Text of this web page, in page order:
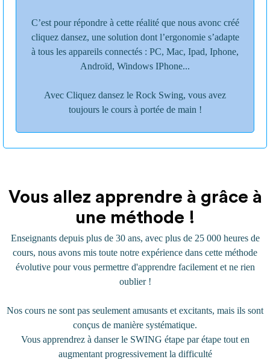
C’est pour répondre à cette réalité que nous avonc créé
cliquez dansez, une solution dont l’ergonomie s’adapte
à tous les appareils connectés : PC, Mac, Ipad, Iphone,
Androïd, Windows IPhone...
Avec Cliquez dansez le Rock Swing, vous avez
toujours le cours à portée de main !
Vous allez apprendre à grâce à
une méthode !
Enseignants depuis plus de 30 ans, avec plus de 25 000 heures de
cours, nous avons mis toute notre expérience dans cette méthode
évolutive pour vous permettre d'apprendre facilement et ne rien
oublier !
Nos cours ne sont pas seulement amusants et excitants, mais ils sont
conçus de manière systématique.
Vous apprendrez à danser le SWING étape par étape tout en
augmentant progressivement la difficulté